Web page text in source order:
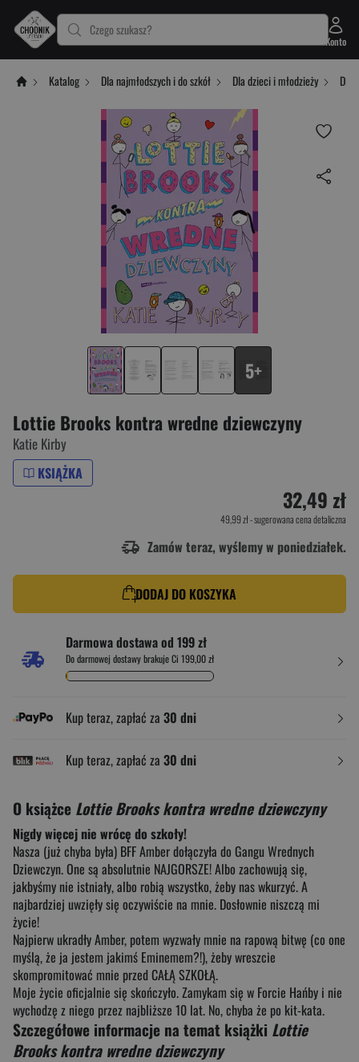
Czego szukasz?
Konto
Katalog Dla najmłodszych i do szkół Dla dzieci i młodzieży Dla
Lottie Brooks kontra wredne dziewczyny
Katie Kirby
KSIĄŻKA
5+
32,49 zł
49,99 zł- sugerowana cena detaliczna
Zamów teraz, wyślemy w poniedziałek.
DODAJ DO KOSZYKA
Darmowa dostawa od 199 zł
Do darmowej dostawy brakuje Ci 199,00 zł
Kup teraz, zapłać za 30 dni
Kup teraz, zapłać za 30 dni
O książce Lottie Brooks kontra wredne dziewczyny
Nigdy więcej nie wrócę do szkoły!
Nasza (już chyba była) BFF Amber dołączyła do Gangu Wrednych
Dziewczyn. One są absolutnie NAJGORSZE! Albo zachowują się,
jakbyśmy nie istniały, albo robią wszystko, żeby nas wkurzyć. A
najbardziej uwzięły się oczywiście na mnie. Dosłownie niszczą mi
życie!
Najpierw ukradły Amber, potem wyzwały mnie na rapową bitwę (co one
myślą, że ja jestem jakimś Eminemem?!), żeby wreszcie
skompromitować mnie przed CAŁĄ SZKOŁĄ.
Moje życie oficjalnie się skończyło. Zamykam się w Forcie Hańby i nie
wychodzę z niego przez najbliższe 10 lat. No, chyba że po kit-kata.
Szczegółowe informacje na temat książki Lottie
Brooks kontra wredne dziewczyny